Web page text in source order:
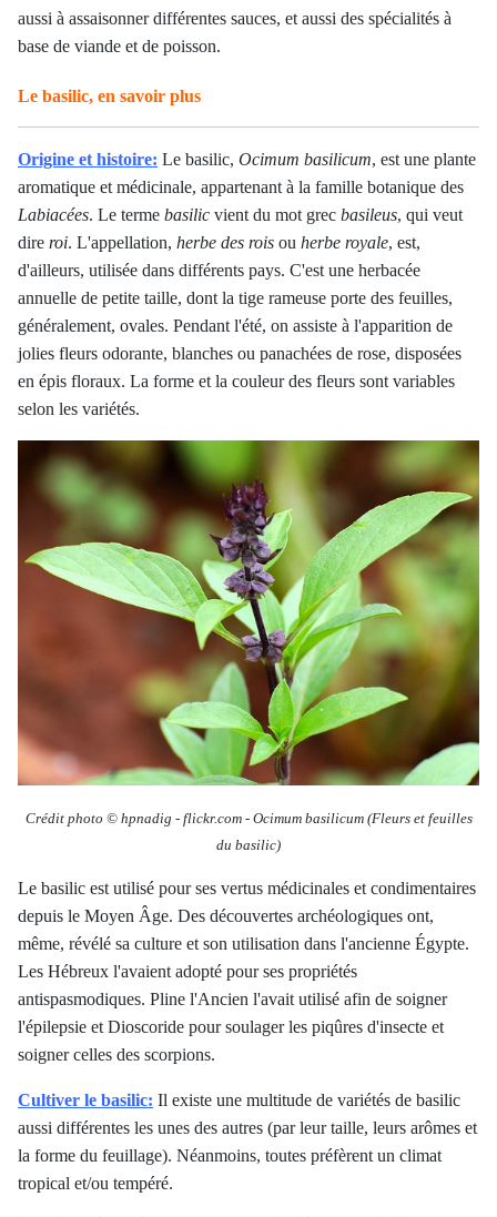
aussi à assaisonner différentes sauces, et aussi des spécialités à
base de viande et de poisson.
Le basilic, en savoir plus
Origine et histoire: Le basilic, Ocimum basilicum, est une plante
aromatique et médicinale, appartenant à la famille botanique des
Labiacées. Le terme basilic vient du mot grec basileus, qui veut
dire roi. L'appellation, herbe des rois ou herbe royale, est,
d'ailleurs, utilisée dans différents pays. C'est une herbacée
annuelle de petite taille, dont la tige rameuse porte des feuilles,
généralement, ovales. Pendant l'été, on assiste à l'apparition de
jolies fleurs odorante, blanches ou panachées de rose, disposées
en épis floraux. La forme et la couleur des fleurs sont variables
selon les variétés.
Crédit photo © hpnadig - flickr.com - Ocimum basilicum(Fleurs et feuilles
du basilic)
Le basilic est utilisé pour ses vertus médicinales et condimentaires
depuis le Moyen Âge. Des découvertes archéologiques ont,
même, révélé sa culture et son utilisation dans l'ancienne Égypte.
Les Hébreux l'avaient adopté pour ses propriétés
antispasmodiques. Pline l'Ancien l'avait utilisé afin de soigner
l'épilepsie et Dioscoride pour soulager les piqûres d'insecte et
soigner celles des scorpions.
Cultiver le basilic: Il existe une multitude de variétés de basilic
aussi différentes les unes des autres (par leur taille, leurs arômes et
la forme du feuillage). Néanmoins, toutes préfèrent un climat
tropical et/ou tempéré.